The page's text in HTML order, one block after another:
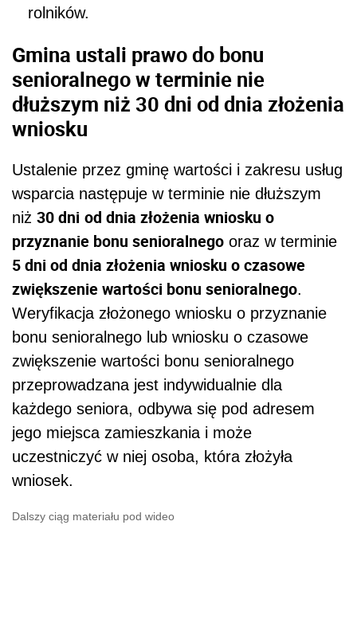
rolników.
Gmina ustali prawo do bonu
senioralnego w terminie nie
dłuższym niż 30 dni od dnia złożenia
wniosku
Ustalenie przez gminę wartości i zakresu usług
wsparcia następuje w terminie nie dłuższym
niż 30 dni od dnia złożenia wniosku o
przyznanie bonu senioralnego oraz w terminie
5 dni od dnia złożenia wniosku o czasowe
zwiększenie wartości bonu senioralnego.
Weryfikacja złożonego wniosku o przyznanie
bonu senioralnego lub wniosku o czasowe
zwiększenie wartości bonu senioralnego
przeprowadzana jest indywidualnie dla
każdego seniora, odbywa się pod adresem
jego miejsca zamieszkania i może
uczestniczyć w niej osoba, która złożyła
wniosek.
Dalszy ciąg materiału pod wideo